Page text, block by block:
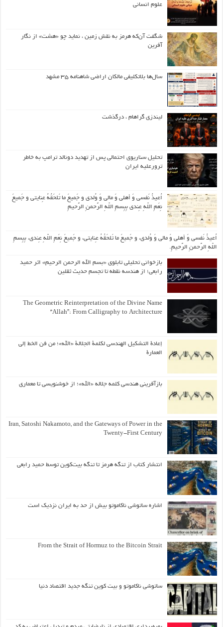
علوم انسانی
شگفت آن‌که هرمز به نقش زمین ، نماید چو «هشت» از نگار
آفرین
سال‌ها بلاتکلیفی مالکان اراضی شاهنامه ۳۵ مشهد
لیندزی گراهام ، درگذشت
تحلیل سناریوی احتمالی پس از تهدید دونالد ترامپ به خاطر
ترورعلیه ایران
اُعیذُ نَفسی وَ أهلی وَ مالی وَ وُلدی و جَمیعَ ما تَلحَقُهُ عِنایتی و جَمیعَ
نِعَمِ اللّهِ عِندی بِبِسمِ اللّهِ الرَّحمنِ الرَّحیمِ
اُعیذُ نَفسی وَ أهلی وَ مالی وَ وُلدی، و جَمیعَ ما تَلحَقُهُ عِنایتی، و جَمیعَ نِعَمِ اللّهِ عِندی، بِبِسمِ
اللّهِ الرَّحمنِ الرَّحیمِ.
بازخوانی تحلیلی تابلوی «بسم الله الرحمن الرحیم» اثر حمید
رابعی؛ از هندسه نقطه تا تجسم حدیث ثقلین
The Geometric Reinterpretation of the Divine Name
“Allah”: From Calligraphy to Architecture
إعادة التشكيل الهندسي لكلمة الجلالة «الله»؛ من فن الخط إلى
العمارة
بازآفرینی هندسی کلمه جلاله «الله»؛ از خوشنویسی تا معماری
Iran, Satoshi Nakamoto, and the Gateways of Power in the
Twenty-First Century
انتشار کتاب از تنگه هرمز تا تنگه بیت‌کوین توسط حمید رابعی
اشاره ساتوشی ناکاموتو بیش از حد به ایران نزدیک است
From the Strait of Hormuz to the Bitcoin Strait
ساتوشی ناکاموتو و بیت کوین تنگه جدید اقتصاد دنیا